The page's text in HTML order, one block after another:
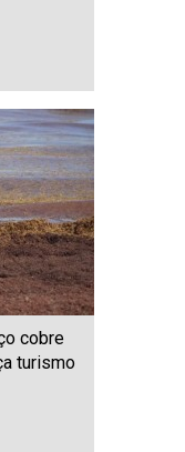
cobre
turismo